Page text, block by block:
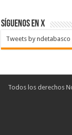
SÍGUENOS EN X
Tweets by ndetabasco
Todos los derechos